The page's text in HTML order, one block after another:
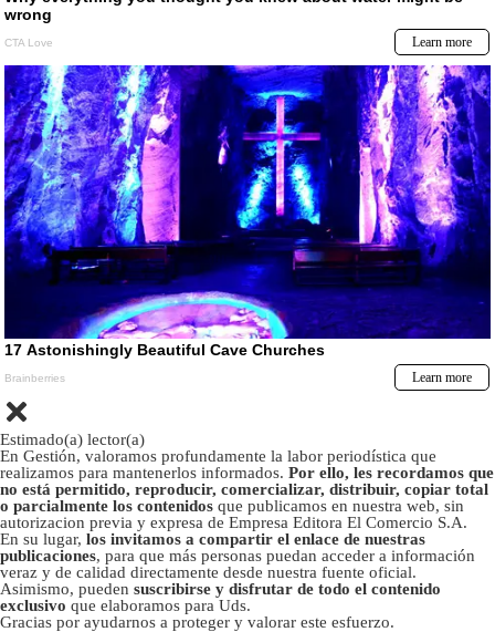
Estimado(a) lector(a)
En Gestión, valoramos profundamente la labor periodística que
realizamos para mantenerlos informados. Por ello, les recordamos que
no está permitido, reproducir, comercializar, distribuir, copiar total
o parcialmente los contenidos que publicamos en nuestra web, sin
autorizacion previa y expresa de Empresa Editora El Comercio S.A.
En su lugar, los invitamos a compartir el enlace de nuestras
publicaciones, para que más personas puedan acceder a información
veraz y de calidad directamente desde nuestra fuente oficial.
Asimismo, pueden suscribirse y disfrutar de todo el contenido
exclusivo que elaboramos para Uds.
Gracias por ayudarnos a proteger y valorar este esfuerzo.